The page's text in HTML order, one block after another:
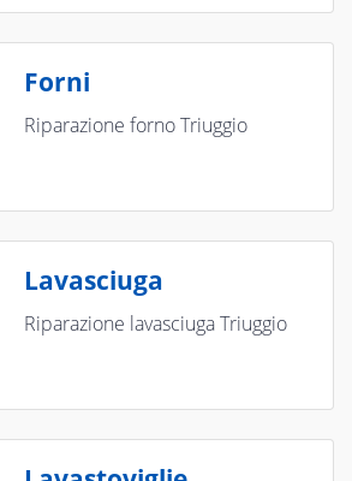
Forni
Riparazione forno Triuggio
Lavasciuga
Riparazione lavasciuga Triuggio